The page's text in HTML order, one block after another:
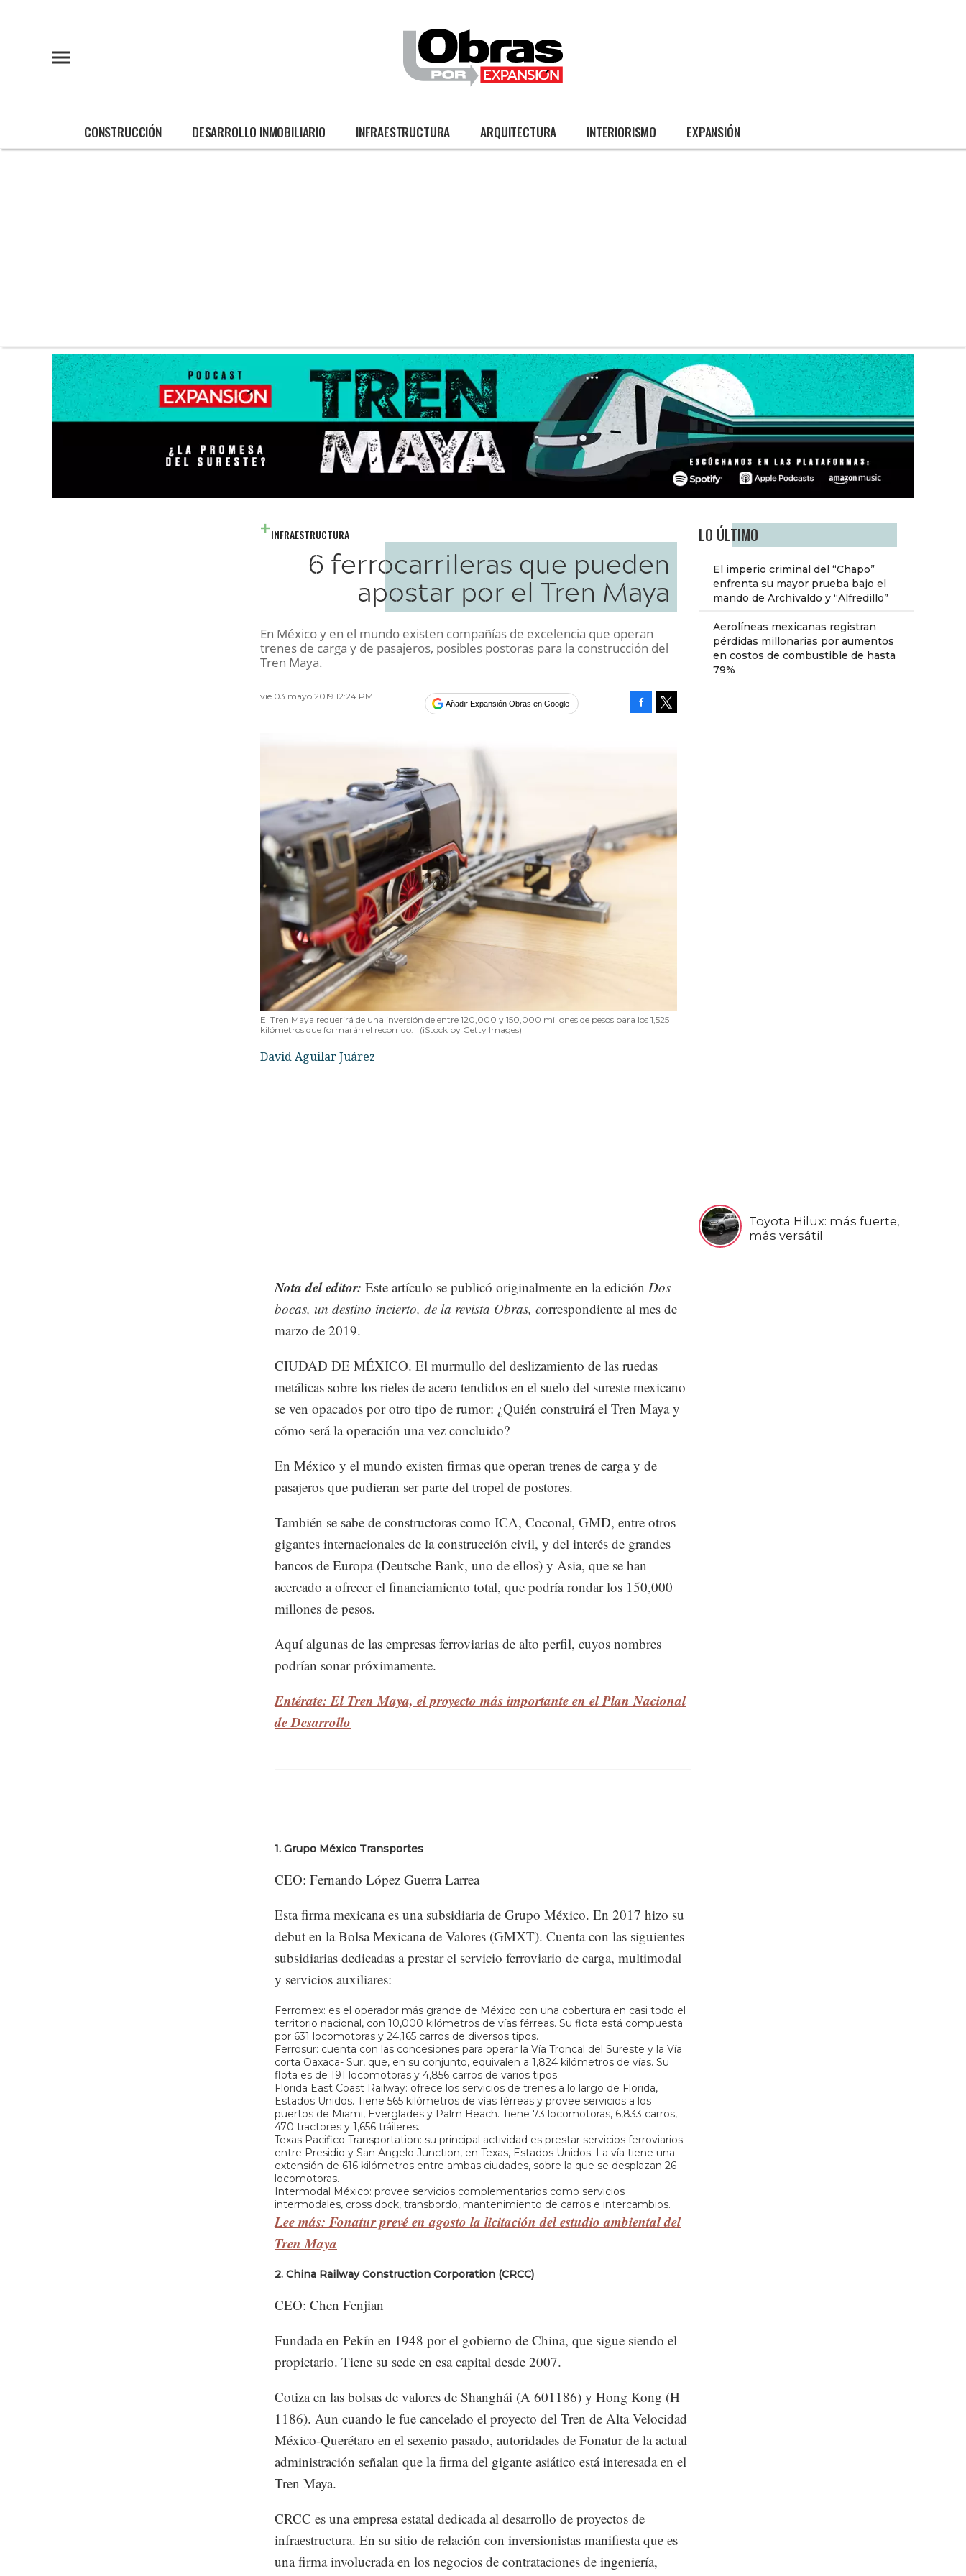
CONSTRUCCIÓN DESARROLLO INMOBILIARIO INFRAESTRUCTURA ARQUITECTURA INTERIORISMO EXPANSIÓN
LO ÚLTIMO
El imperio criminal del “Chapo”
enfrenta su mayor prueba bajo el
mando de Archivaldo y “Alfredillo”
Aerolíneas mexicanas registran
pérdidas millonarias por aumentos
en costos de combustible de hasta
79%
Toyota Hilux: más fuerte,
más versátil
INFRAESTRUCTURA
6 ferrocarrileras que pueden
apostar por el Tren Maya
En México y en el mundo existen compañías de excelencia que operan
trenes de carga y de pasajeros, posibles postoras para la construcción del
Tren Maya.
vie 03 mayo 2019 12:24 PM
Añadir Expansión Obras en Google
El Tren Maya requerirá de una inversión de entre 120,000 y 150,000 millones de pesos para los 1,525
kilómetros que formarán el recorrido.
(iStock by Getty Images)
David Aguilar Juárez
Nota del editor: Este artículo se publicó originalmente en la edición Dos
bocas, un destino incierto, de la revista Obras, correspondiente al mes de
marzo de 2019.
CIUDAD DE MÉXICO. El murmullo del deslizamiento de las ruedas
metálicas sobre los rieles de acero tendidos en el suelo del sureste mexicano
se ven opacados por otro tipo de rumor: ¿Quién construirá el Tren Maya y
cómo será la operación una vez concluido?
En México y el mundo existen firmas que operan trenes de carga y de
pasajeros que pudieran ser parte del tropel de postores.
También se sabe de constructoras como ICA, Coconal, GMD, entre otros
gigantes internacionales de la construcción civil, y del interés de grandes
bancos de Europa (Deutsche Bank, uno de ellos) y Asia, que se han
acercado a ofrecer el financiamiento total, que podría rondar los 150,000
millones de pesos.
Aquí algunas de las empresas ferroviarias de alto perfil, cuyos nombres
podrían sonar próximamente.
Entérate: El Tren Maya, el proyecto más importante en el Plan Nacional
de Desarrollo
1. Grupo México Transportes
CEO: Fernando López Guerra Larrea
Esta firma mexicana es una subsidiaria de Grupo México. En 2017 hizo su
debut en la Bolsa Mexicana de Valores (GMXT). Cuenta con las siguientes
subsidiarias dedicadas a prestar el servicio ferroviario de carga, multimodal
y servicios auxiliares:
Ferromex: es el operador más grande de México con una cobertura en casi todo el
territorio nacional, con 10,000 kilómetros de vías férreas. Su flota está compuesta
por 631 locomotoras y 24,165 carros de diversos tipos.
Ferrosur: cuenta con las concesiones para operar la Vía Troncal del Sureste y la Vía
corta Oaxaca- Sur, que, en su conjunto, equivalen a 1,824 kilómetros de vías. Su
flota es de 191 locomotoras y 4,856 carros de varios tipos.
Florida East Coast Railway: ofrece los servicios de trenes a lo largo de Florida,
Estados Unidos. Tiene 565 kilómetros de vías férreas y provee servicios a los
puertos de Miami, Everglades y Palm Beach. Tiene 73 locomotoras, 6,833 carros,
470 tractores y 1,656 tráileres.
Texas Pacifico Transportation: su principal actividad es prestar servicios ferroviarios
entre Presidio y San Angelo Junction, en Texas, Estados Unidos. La vía tiene una
extensión de 616 kilómetros entre ambas ciudades, sobre la que se desplazan 26
locomotoras.
Intermodal México: provee servicios complementarios como servicios
intermodales, cross dock, transbordo, mantenimiento de carros e intercambios.
Lee más: Fonatur prevé en agosto la licitación del estudio ambiental del
Tren Maya
2. China Railway Construction Corporation (CRCC)
CEO: Chen Fenjian
Fundada en Pekín en 1948 por el gobierno de China, que sigue siendo el
propietario. Tiene su sede en esa capital desde 2007.
Cotiza en las bolsas de valores de Shanghái (A 601186) y Hong Kong (H
1186). Aun cuando le fue cancelado el proyecto del Tren de Alta Velocidad
México-Querétaro en el sexenio pasado, autoridades de Fonatur de la actual
administración señalan que la firma del gigante asiático está interesada en el
Tren Maya.
CRCC es una empresa estatal dedicada al desarrollo de proyectos de
infraestructura. En su sitio de relación con inversionistas manifiesta que es
una firma involucrada en los negocios de contrataciones de ingeniería,